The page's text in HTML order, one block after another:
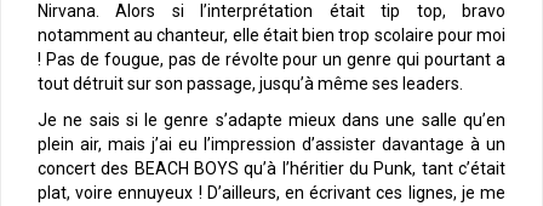
Nirvana. Alors si l’interprétation était tip top, bravo
notamment au chanteur, elle était bien trop scolaire pour moi
! Pas de fougue, pas de révolte pour un genre qui pourtant a
tout détruit sur son passage, jusqu’à même ses leaders.
Je ne sais si le genre s’adapte mieux dans une salle qu’en
plein air, mais j’ai eu l’impression d’assister davantage à un
concert des BEACH BOYS qu’à l’héritier du Punk, tant c’était
plat, voire ennuyeux ! D’ailleurs, en écrivant ces lignes, je me